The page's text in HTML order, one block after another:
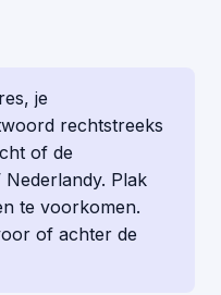
je
rechtstreeks
of de
Nederlandy. Plak
te voorkomen.
of achter de